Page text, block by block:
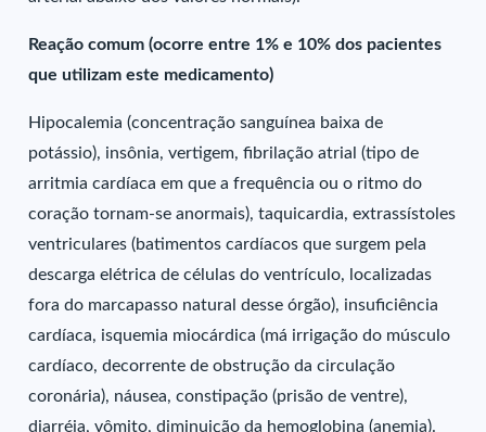
Reação comum (ocorre entre 1% e 10% dos pacientes
que utilizam este medicamento)
Hipocalemia (concentração sanguínea baixa de
potássio), insônia, vertigem, fibrilação atrial (tipo de
arritmia cardíaca em que a frequência ou o ritmo do
coração tornam-se anormais), taquicardia, extrassístoles
ventriculares (batimentos cardíacos que surgem pela
descarga elétrica de células do ventrículo, localizadas
fora do marcapasso natural desse órgão), insuficiência
cardíaca, isquemia miocárdica (má irrigação do músculo
cardíaco, decorrente de obstrução da circulação
coronária), náusea, constipação (prisão de ventre),
diarréia, vômito, diminuição da hemoglobina (anemia).